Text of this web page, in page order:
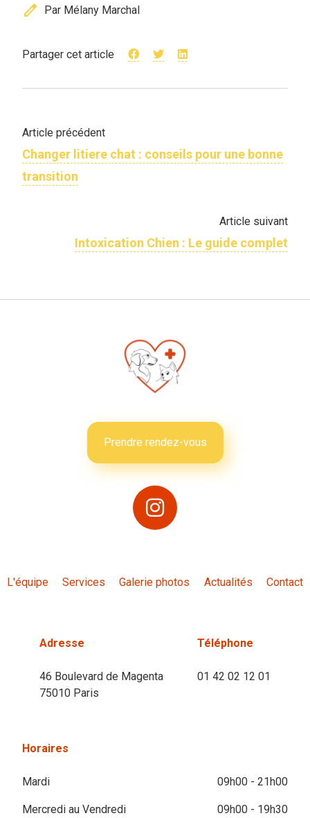
edit Par Mélany Marchal
Partager cet article
Article précédent
Changer litiere chat : conseils pour une bonne
transition
Article suivant
Intoxication Chien : Le guide complet
Prendre rendez-vous
L'équipe Services Galerie photos Actualités Contact
Adresse
46 Boulevard de Magenta
75010 Paris
Téléphone
01 42 02 12 01
Horaires
Mardi 09h00 - 21h00
Mercredi au Vendredi 09h00 - 19h30